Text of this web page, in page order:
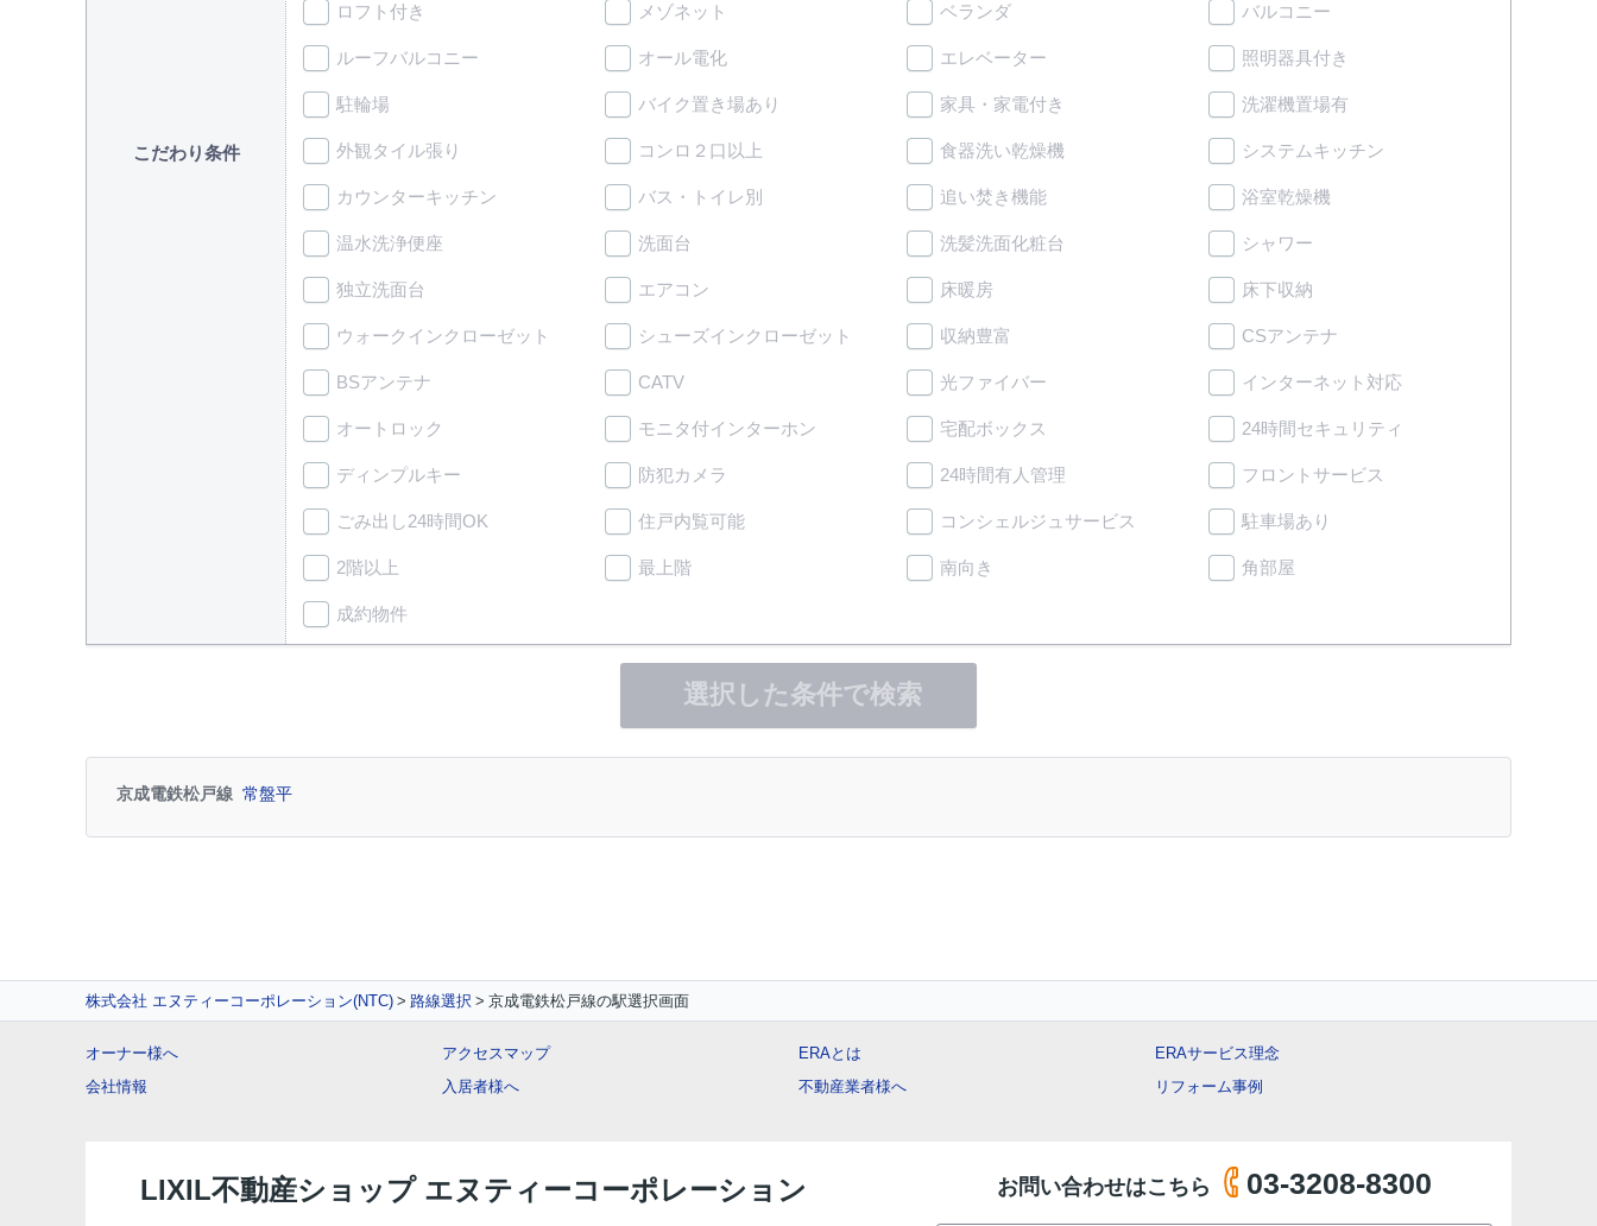
こだわり条件
ロフト付き メゾネット ベランダ バルコニー
ルーフバルコニー オール電化 エレベーター 照明器具付き
駐輪場 バイク置き場あり 家具・家電付き 洗濯機置場有
外観タイル張り コンロ２口以上 食器洗い乾燥機 システムキッチン
カウンターキッチン バス・トイレ別 追い焚き機能 浴室乾燥機
温水洗浄便座 洗面台 洗髪洗面化粧台 シャワー
独立洗面台 エアコン 床暖房 床下収納
ウォークインクローゼット シューズインクローゼット 収納豊富 CSアンテナ
BSアンテナ CATV 光ファイバー インターネット対応
オートロック モニタ付インターホン 宅配ボックス 24時間セキュリティ
ディンプルキー 防犯カメラ 24時間有人管理 フロントサービス
ごみ出し24時間OK 住戸内覧可能 コンシェルジュサービス 駐車場あり
2階以上 最上階 南向き 角部屋
成約物件
選択した条件で検索
京成電鉄松戸線 常盤平
株式会社 エヌティーコーポレーション(NTC) 路線選択 京成電鉄松戸線の駅選択画面
オーナー様へ
会社情報
アクセスマップ
入居者様へ
ERAとは
不動産業者様へ
ERAサービス理念
リフォーム事例
LIXIL不動産ショップ エヌティーコーポレーション お問い合わせはこちら 03-3208-8300